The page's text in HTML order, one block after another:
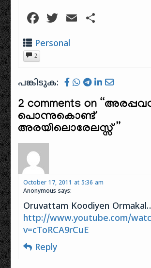
Facebook
Twitter
Email
Personal
2
പങ്കിടുക:
2 comments on “
പൊന്നുകൊണ്ട്
അരയിലൊരേലസ്സ്
October 17, 2011 at 5:36 am
Anonymous says:
Oruvattam Koodiyen
http://www.youtube.com/
v=cToRCA9rCuE
Reply